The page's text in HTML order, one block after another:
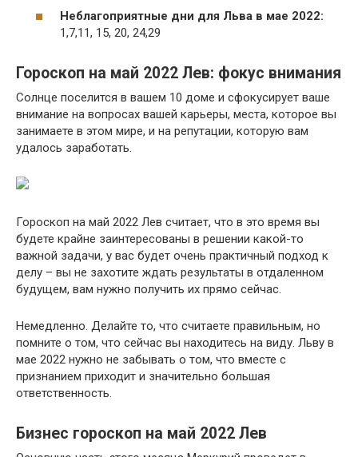
Неблагоприятные дни для Льва в мае 2022:
1,7,11, 15, 20, 24,29
Гороскоп на май 2022 Лев: фокус внимания
Солнце поселится в вашем 10 доме и сфокусирует ваше
внимание на вопросах вашей карьеры, места, которое вы
занимаете в этом мире, и на репутации, которую вам
удалось заработать.
Гороскоп на май 2022 Лев считает, что в это время вы
будете крайне заинтересованы в решении какой-то
важной задачи, у вас будет очень практичный подход к
делу – вы не захотите ждать результаты в отдаленном
будущем, вам нужно получить их прямо сейчас.
Немедленно. Делайте то, что считаете правильным, но
помните о том, что сейчас вы находитесь на виду. Льву в
мае 2022 нужно не забывать о том, что вместе с
признанием приходит и значительно большая
ответственность.
Бизнес гороскоп на май 2022 Лев